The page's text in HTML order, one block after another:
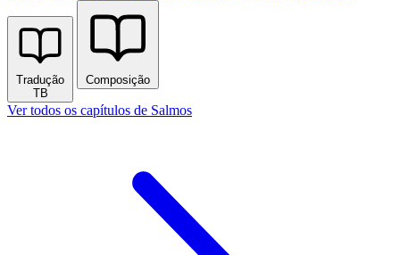
Tradução
TB
Composição
Ver todos os capítulos de Salmos